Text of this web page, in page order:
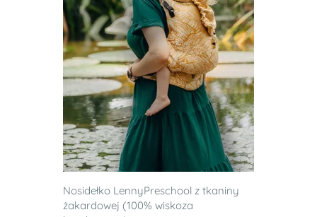
Nosidełko LennyPreschool z tkaniny
żakardowej (100% wiskoza